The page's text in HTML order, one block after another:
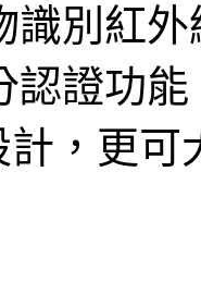
識別紅
認證功
計，更